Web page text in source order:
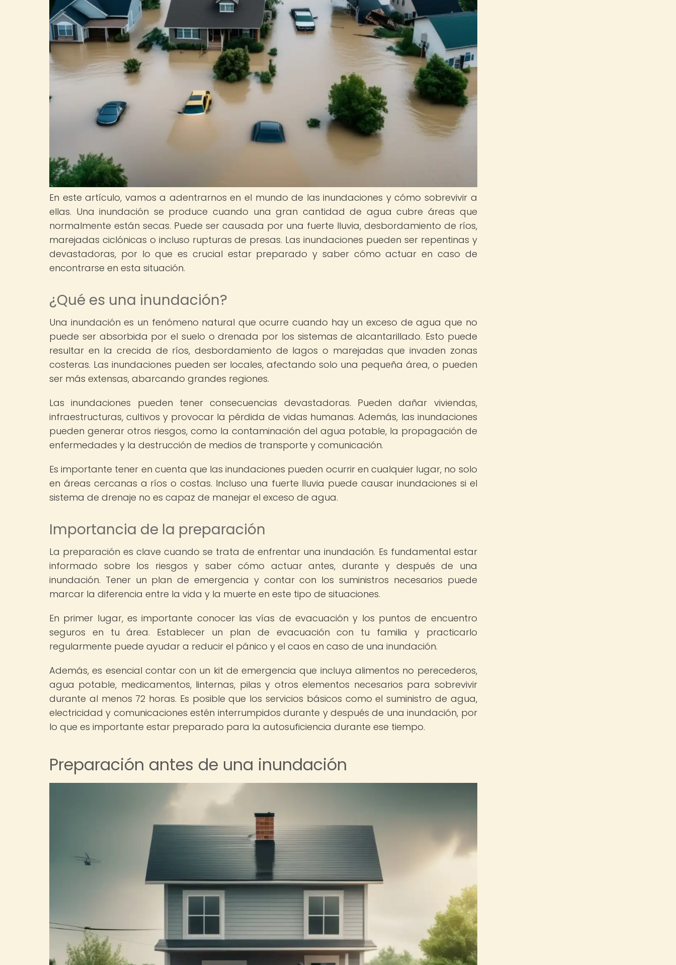
En este artículo, vamos a adentrarnos en el mundo de las inundaciones y cómo sobrevivir a
ellas. Una inundación se produce cuando una gran cantidad de agua cubre áreas que
normalmente están secas. Puede ser causada por una fuerte lluvia, desbordamiento de ríos,
marejadas ciclónicas o incluso rupturas de presas. Las inundaciones pueden ser repentinas y
devastadoras, por lo que es crucial estar preparado y saber cómo actuar en caso de
encontrarse en esta situación.
¿Qué es una inundación?
Una inundación es un fenómeno natural que ocurre cuando hay un exceso de agua que no
puede ser absorbida por el suelo o drenada por los sistemas de alcantarillado. Esto puede
resultar en la crecida de ríos, desbordamiento de lagos o marejadas que invaden zonas
costeras. Las inundaciones pueden ser locales, afectando solo una pequeña área, o pueden
ser más extensas, abarcando grandes regiones.
Las inundaciones pueden tener consecuencias devastadoras. Pueden dañar viviendas,
infraestructuras, cultivos y provocar la pérdida de vidas humanas. Además, las inundaciones
pueden generar otros riesgos, como la contaminación del agua potable, la propagación de
enfermedades y la destrucción de medios de transporte y comunicación.
Es importante tener en cuenta que las inundaciones pueden ocurrir en cualquier lugar, no solo
en áreas cercanas a ríos o costas. Incluso una fuerte lluvia puede causar inundaciones si el
sistema de drenaje no es capaz de manejar el exceso de agua.
Importancia de la preparación
La preparación es clave cuando se trata de enfrentar una inundación. Es fundamental estar
informado sobre los riesgos y saber cómo actuar antes, durante y después de una
inundación. Tener un plan de emergencia y contar con los suministros necesarios puede
marcar la diferencia entre la vida y la muerte en este tipo de situaciones.
En primer lugar, es importante conocer las vías de evacuación y los puntos de encuentro
seguros en tu área. Establecer un plan de evacuación con tu familia y practicarlo
regularmente puede ayudar a reducir el pánico y el caos en caso de una inundación.
Además, es esencial contar con un kit de emergencia que incluya alimentos no perecederos,
agua potable, medicamentos, linternas, pilas y otros elementos necesarios para sobrevivir
durante al menos 72 horas. Es posible que los servicios básicos como el suministro de agua,
electricidad y comunicaciones estén interrumpidos durante y después de una inundación, por
lo que es importante estar preparado para la autosuficiencia durante ese tiempo.
Preparación antes de una inundación